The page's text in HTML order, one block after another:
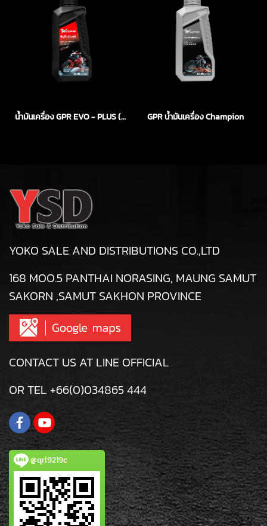
น้ำมันเครื่อง GPR EVO - PLUS (ออโตเมติก) GPR น้ำมันเครื่อง Champion
YOKO SALE AND DISTRIBUTIONS CO.,LTD
168 MOO.5 PANTHAI NORASING, MAUNG SAMUT
SAKORN ,SAMUT SAKHON PROVINCE
CONTACT US AT LINE OFFICIAL
OR TEL +66(0)034865 444
@qrl9219c